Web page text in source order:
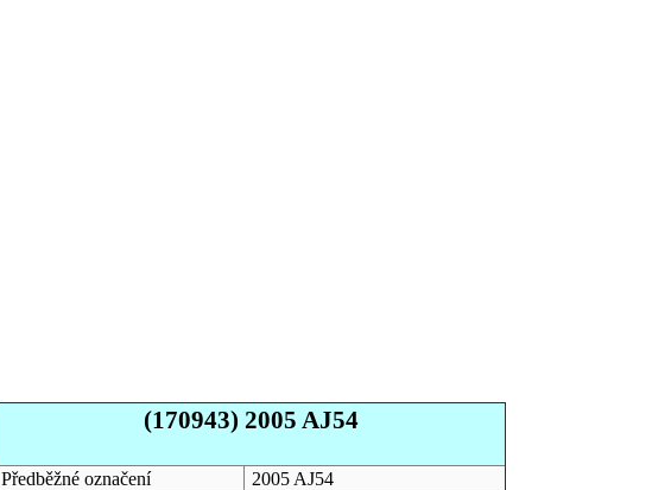
(170943) 2005 AJ54
Předběžné označení
2005 AJ54